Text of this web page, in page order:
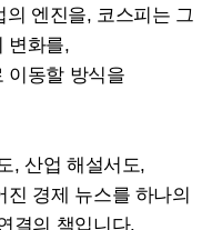
엔진을, 코스피는 그
변화를,
이동할 방식을
, 산업 해설서도,
경제 뉴스를 하나의
결의 책입니다.